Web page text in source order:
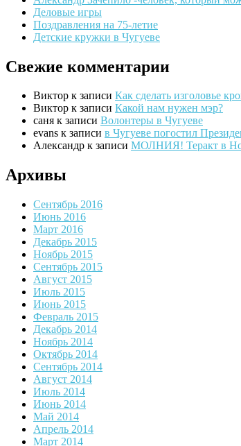
Деловые игры
Поздравления на 75-летие
Детские кружки в Чугуеве
Свежие комментарии
Виктор к записи Как сделать изголовье
Виктор к записи Какой нам нужен мэр?
саня к записи Волонтеры в Чугуеве
evans к записи в Чугуеве погостил
Александр к записи МОЛНИЯ! Теракт в
Архивы
Сентябрь 2016
Июнь 2016
Март 2016
Декабрь 2015
Ноябрь 2015
Сентябрь 2015
Август 2015
Июль 2015
Июнь 2015
Февраль 2015
Декабрь 2014
Ноябрь 2014
Октябрь 2014
Сентябрь 2014
Август 2014
Июль 2014
Июнь 2014
Май 2014
Апрель 2014
Март 2014